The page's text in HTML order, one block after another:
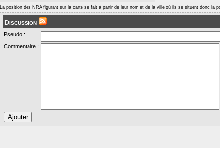
La position des NRA figurant sur la carte se fait à partir de leur nom et de la ville où ils se situent donc la
Discussion
Pseudo :
Commentaire :